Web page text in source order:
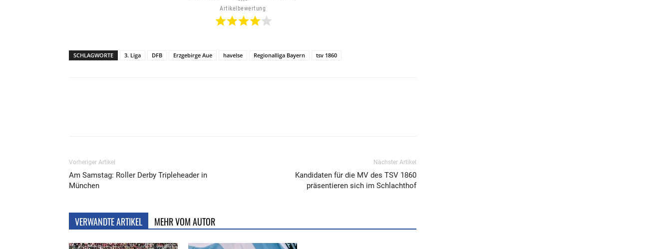
Artikelbewertung
SCHLAGWORTE 3. Liga DFB Erzgebirge Aue havelse Regionalliga Bayern tsv 1860
Vorheriger Artikel
Am Samstag: Roller Derby Tripleheader in
München
Nächster Artikel
Kandidaten für die MV des TSV 1860
präsentieren sich im Schlachthof
VERWANDTE ARTIKEL MEHR VOM AUTOR